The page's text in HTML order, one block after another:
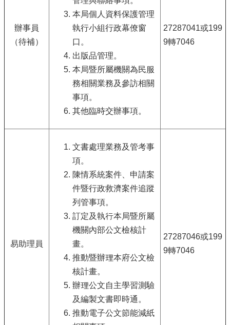
辦事員
（待補）
本局個人資料保護管理
執行小組行政幕僚窗
口。
出版品管理。
本局暨所屬機關為民服
務相關業務及參訪相關
事項。
其他臨時交辦事項。
27287041或199
9轉7046
易助理員
文書處理業務及管考事
項。
陳情系統案件、申請案
件暨行政救濟案件追蹤
列管事項。
訂定及執行本局暨所屬
機關內部公文檢核計
畫。
推動暨辦理本府公文檢
核計畫。
辦理公文自主學習測驗
及編製文書即時通。
推動電子公文節能減紙
27287046或199
9轉7046